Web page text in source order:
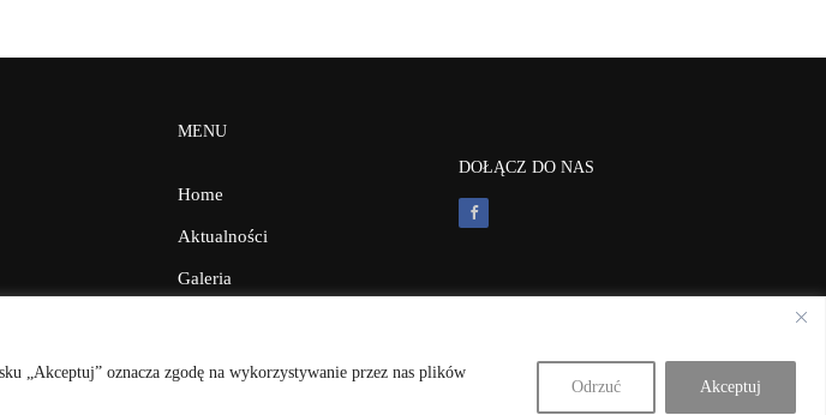
„Akceptuj” oznacza zgodę na wykorzystywanie przez nas plików
Odrzuć Akceptuj
MENU
Home
Aktualności
Galeria
Kontakt
DOŁĄCZ DO NAS